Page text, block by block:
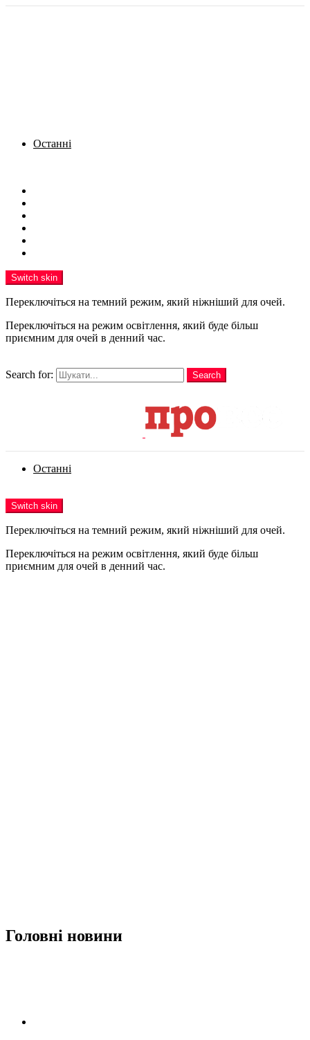
Останні
Switch skin
Переключіться на темний режим, який ніжніший для очей.
Переключіться на режим освітлення, який буде більш
приємним для очей в денний час.
Search for:
Search
Останні
Switch skin
Переключіться на темний режим, який ніжніший для очей.
Переключіться на режим освітлення, який буде більш
приємним для очей в денний час.
Головні новини